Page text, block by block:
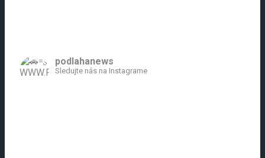
podlahanews
Sledujte nás na Instagrame